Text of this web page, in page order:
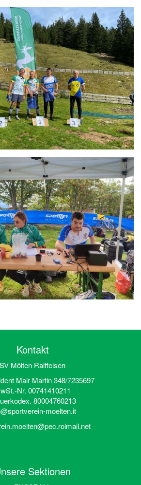
Kontakt
SV Mölten Raiffeisen
Mair Martin 348/7235697
Nr. 00741410211
80004760213
moelten.it
Sektionen